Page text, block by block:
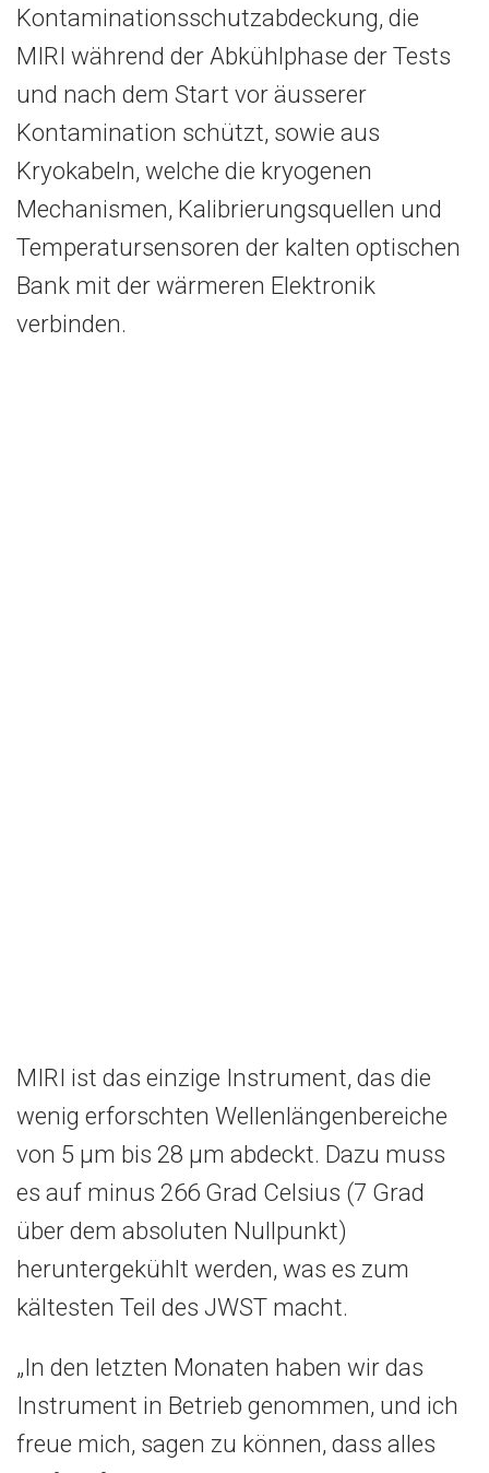
Kontaminationsschutzabdeckung, die
MIRI während der Abkühlphase der Tests
und nach dem Start vor äusserer
Kontamination schützt, sowie aus
Kryokabeln, welche die kryogenen
Mechanismen, Kalibrierungsquellen und
Temperatursensoren der kalten optischen
Bank mit der wärmeren Elektronik
verbinden.
MIRI ist das einzige Instrument, das die
wenig erforschten Wellenlängenbereiche
von 5 μm bis 28 μm abdeckt. Dazu muss
es auf minus 266 Grad Celsius (7 Grad
über dem absoluten Nullpunkt)
heruntergekühlt werden, was es zum
kältesten Teil des JWST macht.
„In den letzten Monaten haben wir das
Instrument in Betrieb genommen, und ich
freue mich, sagen zu können, dass alles